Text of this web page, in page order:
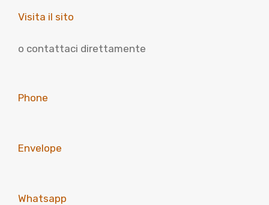
Visita il sito
o contattaci direttamente
Phone
Envelope
Whatsapp